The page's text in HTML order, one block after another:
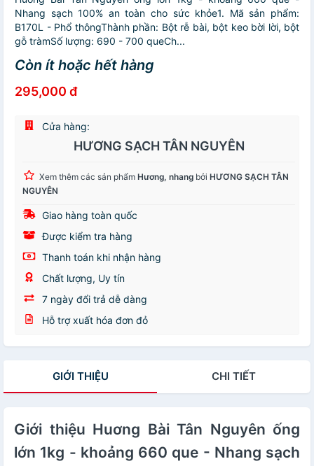
Nhang sạch 100% an toàn cho sức khỏe1. Mã sản phẩm:
B170L - Phổ thôngThành phần: Bột rễ bài, bột keo bời lời, bột
gỗ tràmSố lượng: 690 - 700 queCh...
Còn ít hoặc hết hàng
295,000 đ
Cửa hàng:
HƯƠNG SẠCH TÂN NGUYÊN
Xem thêm các sản phẩm Hương, nhang bởi HƯƠNG SẠCH TÂN
NGUYÊN
Giao hàng toàn quốc
Được kiểm tra hàng
Thanh toán khi nhận hàng
Chất lượng, Uy tín
7 ngày đổi trả dễ dàng
Hỗ trợ xuất hóa đơn đỏ
GIỚI THIỆU CHI TIẾT
Giới thiệu Huơng Bài Tân Nguyên ống
lớn 1kg - khoảng 660 que - Nhang sạch